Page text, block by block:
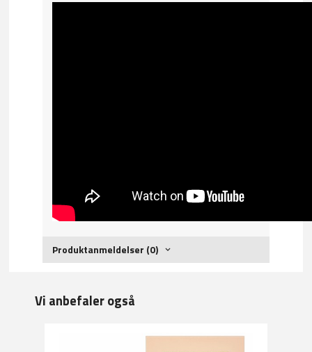
Produktanmeldelser (0)
Vi anbefaler også